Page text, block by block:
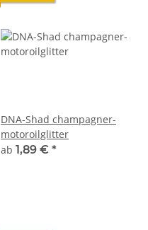
DNA-Shad champagner-
motoroilglitter
ab 1,89 € *